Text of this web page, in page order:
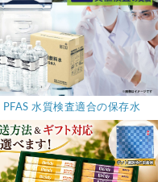
PFAS 水質検査適合の保存水